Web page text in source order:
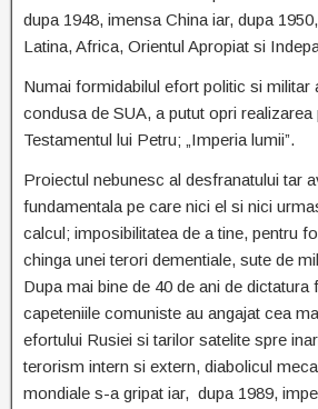
dupa 1948, imensa China iar, dupa
Latina, Africa, Orientul Apropiat si
Numai formidabilul efort politic si militar
condusa de SUA, a putut opri
Testamentul lui Petru; „Imperia lumii”.
Proiectul nebunesc al desfranatului tar
fundamentala pe care nici el si nici
calcul; imposibilitatea de a tine, pentru
chinga unei terori dementiale, sute de
Dupa mai bine de 40 de ani de dictatura
capeteniile comuniste au angajat cea
efortului Rusiei si tarilor satelite spre
terorism intern si extern, diabolicul
mondiale s-a gripat iar, dupa 1989,